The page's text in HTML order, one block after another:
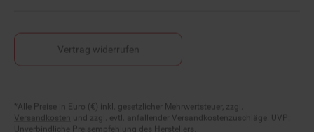
Fußnoten
Versandkosten und zzgl. evtl. anfallender Versandkostenzuschläge. UVP:
Unverbindliche Preisempfehlung des Herstellers.